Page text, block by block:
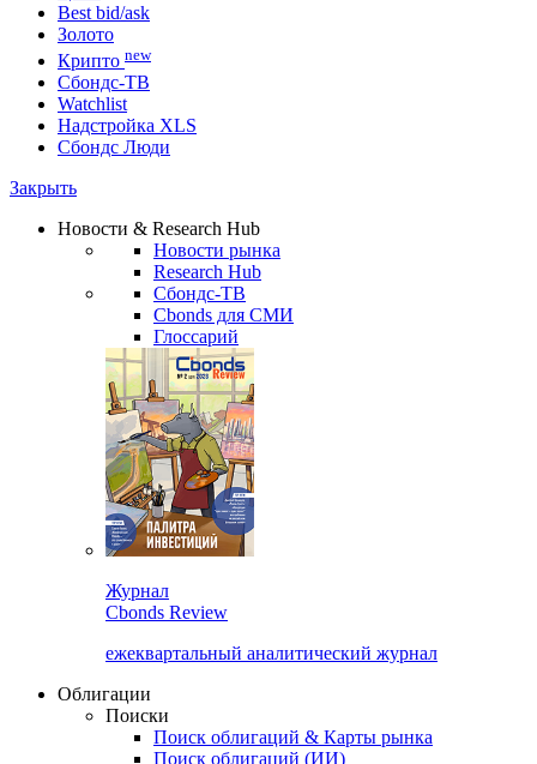
Консенсусы
Поиск облигаций (ИИ)
Кривые доходности
ЦФА
Best bid/ask
Золото
Крипто new
Watchlist
Сбондс Люди
Новости & Research Hub
Новости рынка
Research Hub
Сбондс-ТВ
Cbonds для СМИ
Глоссарий
Cbonds Review
ежеквартальный аналитический журнал